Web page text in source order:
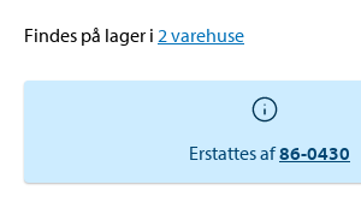
Findes på lager i 2 varehuse
Erstattes af86-0430